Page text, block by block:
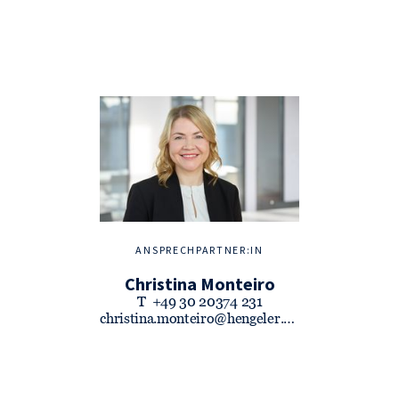
ANSPRECHPARTNER:IN
Christina Monteiro
T +49 30 20374 231
christina.monteiro@hengeler.com